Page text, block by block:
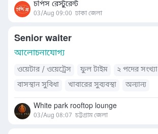
চপিস রেস্টুরেন্ট
03/Aug 09:00 ঢাকা জেলা
Senior waiter
আলোচনাযোগ্য
ওয়েটার / ওয়েট্রেস ফুল টাইম
২ পদের সংখ্যা
বাসস্থান সুবিধা
খাবারের সুব্যবস্থা অন্যান্য
White park rooftop lounge
03/Aug 08:07 চট্টগ্রাম জেলা